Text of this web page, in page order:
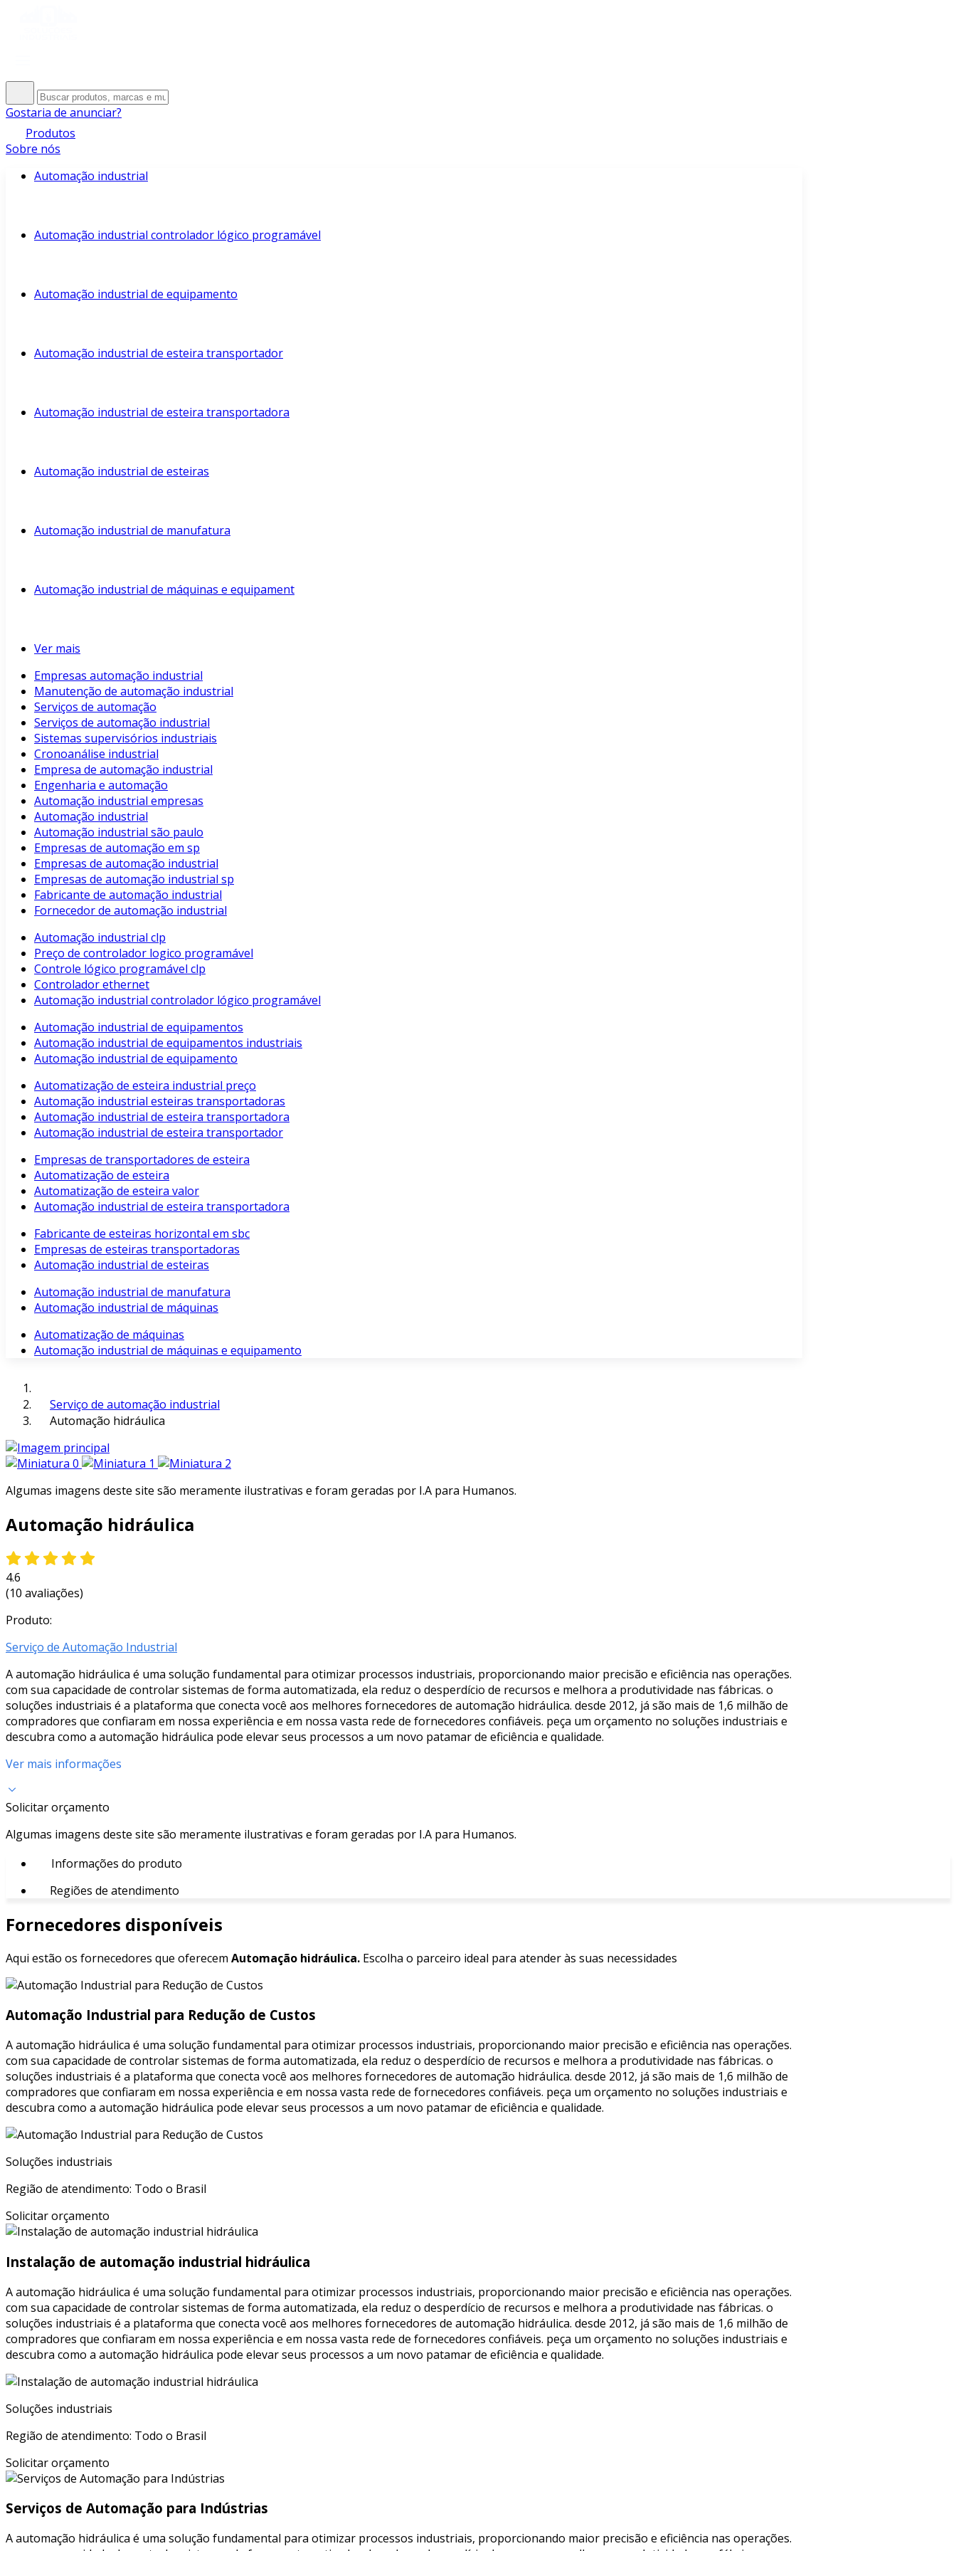
Gostaria de anunciar?
Produtos
Sobre nós
Automação industrial
Automação industrial controlador lógico programável
Automação industrial de equipamento
Automação industrial de esteira transportador
Automação industrial de esteira transportadora
Automação industrial de esteiras
Automação industrial de manufatura
Automação industrial de máquinas e equipament
Ver mais
Empresas automação industrial
Manutenção de automação industrial
Serviços de automação
Serviços de automação industrial
Sistemas supervisórios industriais
Cronoanálise industrial
Empresa de automação industrial
Engenharia e automação
Automação industrial empresas
Automação industrial
Automação industrial são paulo
Empresas de automação em sp
Empresas de automação industrial
Empresas de automação industrial sp
Fabricante de automação industrial
Fornecedor de automação industrial
Automação industrial clp
Preço de controlador logico programável
Controle lógico programável clp
Controlador ethernet
Automação industrial controlador lógico programável
Automação industrial de equipamentos
Automação industrial de equipamentos industriais
Automação industrial de equipamento
Automatização de esteira industrial preço
Automação industrial esteiras transportadoras
Automação industrial de esteira transportadora
Automação industrial de esteira transportador
Empresas de transportadores de esteira
Automatização de esteira
Automatização de esteira valor
Automação industrial de esteira transportadora
Fabricante de esteiras horizontal em sbc
Empresas de esteiras transportadoras
Automação industrial de esteiras
Automação industrial de manufatura
Automação industrial de máquinas
Automatização de máquinas
Automação industrial de máquinas e equipamento
Serviço de automação industrial
Automação hidráulica
Algumas imagens deste site são meramente ilustrativas e foram geradas por I.A para Humanos.
Automação hidráulica
4.6
(10 avaliações)
Produto:
Serviço de Automação Industrial
A automação hidráulica é uma solução fundamental para otimizar processos industriais, proporcionando maior precisão e eficiência nas operações.
com sua capacidade de controlar sistemas de forma automatizada, ela reduz o desperdício de recursos e melhora a produtividade nas fábricas. o
soluções industriais é a plataforma que conecta você aos melhores fornecedores de automação hidráulica. desde 2012, já são mais de 1,6 milhão de
compradores que confiaram em nossa experiência e em nossa vasta rede de fornecedores confiáveis. peça um orçamento no soluções industriais e
descubra como a automação hidráulica pode elevar seus processos a um novo patamar de eficiência e qualidade.
Ver mais informações
Solicitar orçamento
Algumas imagens deste site são meramente ilustrativas e foram geradas por I.A para Humanos.
Informações do produto
Regiões de atendimento
Fornecedores disponíveis
Aqui estão os fornecedores que oferecem Automação hidráulica. Escolha o parceiro ideal para atender às suas necessidades
Automação Industrial para Redução de Custos
A automação hidráulica é uma solução fundamental para otimizar processos industriais, proporcionando maior precisão e eficiência nas operações.
com sua capacidade de controlar sistemas de forma automatizada, ela reduz o desperdício de recursos e melhora a produtividade nas fábricas. o
soluções industriais é a plataforma que conecta você aos melhores fornecedores de automação hidráulica. desde 2012, já são mais de 1,6 milhão de
compradores que confiaram em nossa experiência e em nossa vasta rede de fornecedores confiáveis. peça um orçamento no soluções industriais e
descubra como a automação hidráulica pode elevar seus processos a um novo patamar de eficiência e qualidade.
Soluções industriais
Região de atendimento: Todo o Brasil
Solicitar orçamento
Instalação de automação industrial hidráulica
A automação hidráulica é uma solução fundamental para otimizar processos industriais, proporcionando maior precisão e eficiência nas operações.
com sua capacidade de controlar sistemas de forma automatizada, ela reduz o desperdício de recursos e melhora a produtividade nas fábricas. o
soluções industriais é a plataforma que conecta você aos melhores fornecedores de automação hidráulica. desde 2012, já são mais de 1,6 milhão de
compradores que confiaram em nossa experiência e em nossa vasta rede de fornecedores confiáveis. peça um orçamento no soluções industriais e
descubra como a automação hidráulica pode elevar seus processos a um novo patamar de eficiência e qualidade.
Soluções industriais
Região de atendimento: Todo o Brasil
Solicitar orçamento
Serviços de Automação para Indústrias
A automação hidráulica é uma solução fundamental para otimizar processos industriais, proporcionando maior precisão e eficiência nas operações.